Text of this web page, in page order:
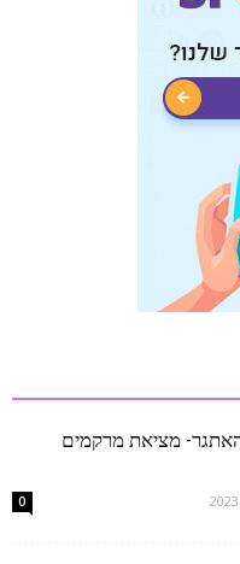
מציאת מרקמים
0